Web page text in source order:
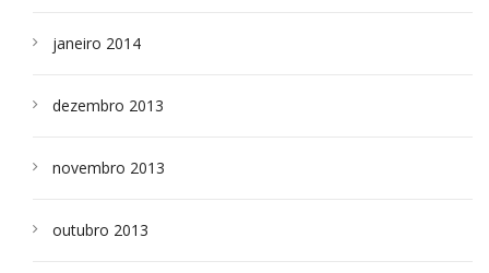
janeiro 2014
dezembro 2013
novembro 2013
outubro 2013